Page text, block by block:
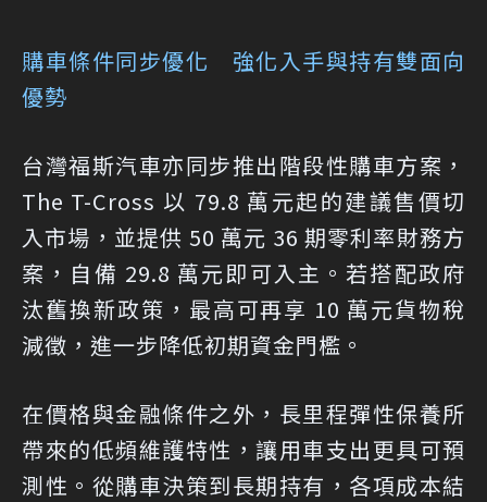
購車條件同步優化 強化入手與持有雙面向
優勢
台灣福斯汽車亦同步推出階段性購車方案，
The T-Cross 以 79.8 萬元起的建議售價切
入市場，並提供 50 萬元 36 期零利率財務方
案，自備 29.8 萬元即可入主。若搭配政府
汰舊換新政策，最高可再享 10 萬元貨物稅
減徵，進一步降低初期資金門檻。
在價格與金融條件之外，長里程彈性保養所
帶來的低頻維護特性，讓用車支出更具可預
測性。從購車決策到長期持有，各項成本結